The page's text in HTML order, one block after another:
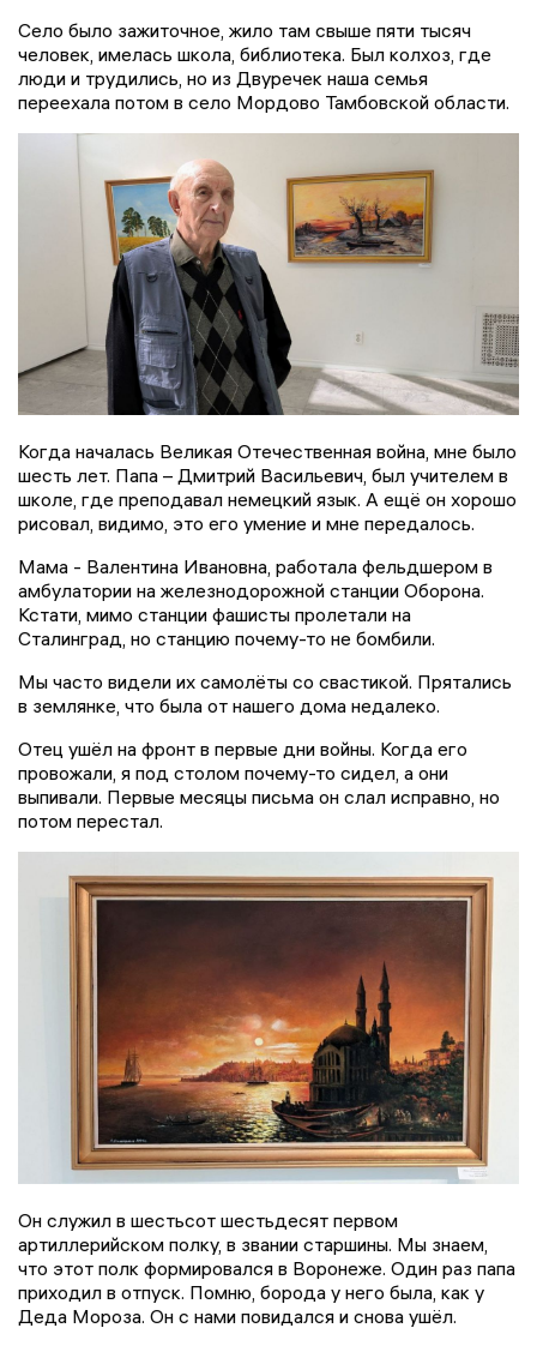
Село было зажиточное, жило там свыше пяти тысяч
человек, имелась школа, библиотека. Был колхоз, где
люди и трудились, но из Двуречек наша семья
переехала потом в село Мордово Тамбовской области.
Когда началась Великая Отечественная война, мне было
шесть лет. Папа – Дмитрий Васильевич, был учителем в
школе, где преподавал немецкий язык. А ещё он хорошо
рисовал, видимо, это его умение и мне передалось.
Мама - Валентина Ивановна, работала фельдшером в
амбулатории на железнодорожной станции Оборона.
Кстати, мимо станции фашисты пролетали на
Сталинград, но станцию почему-то не бомбили.
Мы часто видели их самолёты со свастикой. Прятались
в землянке, что была от нашего дома недалеко.
Отец ушёл на фронт в первые дни войны. Когда его
провожали, я под столом почему-то сидел, а они
выпивали. Первые месяцы письма он слал исправно, но
потом перестал.
Он служил в шестьсот шестьдесят первом
артиллерийском полку, в звании старшины. Мы знаем,
что этот полк формировался в Воронеже. Один раз папа
приходил в отпуск. Помню, борода у него была, как у
Деда Мороза. Он с нами повидался и снова ушёл.